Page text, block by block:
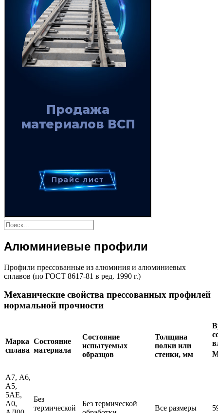
Алюминиевые профили
Профили прессованные из алюминия и алюминиевых
сплавов (по ГОСТ 8617-81 в ред. 1990 г.)
Механические свойства прессованных профилей
нормальной прочности
Марка
сплава
Состояние
материала
Состояние
испытуемых
образцов
Толщина
полки или
стенки, мм
А7, А6,
А5,
5АЕ,
А0,
Без
термической
Без термической
Все размеры